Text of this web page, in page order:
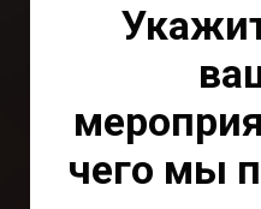
чего мы